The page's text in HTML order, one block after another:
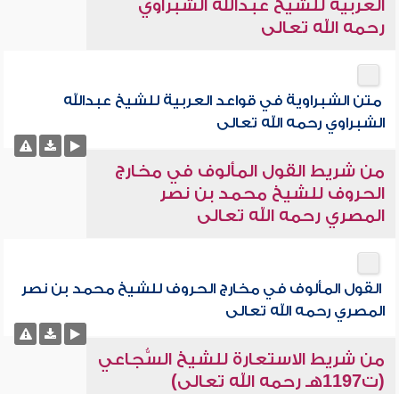
العربية للشيخ عبدالله الشبراوي
رحمه الله تعالى
متن الشبراوية في قواعد العربية للشيخ عبدالله
الشبراوي رحمه الله تعالى
من شريط القول المألوف في مخارج
الحروف للشيخ محمد بن نصر
المصري رحمه الله تعالى
القول المألوف في مخارج الحروف للشيخ محمد بن نصر
المصري رحمه الله تعالى
من شريط الاستعارة للشيخ السُّجاعي
(ت1197هـ رحمه الله تعالى)